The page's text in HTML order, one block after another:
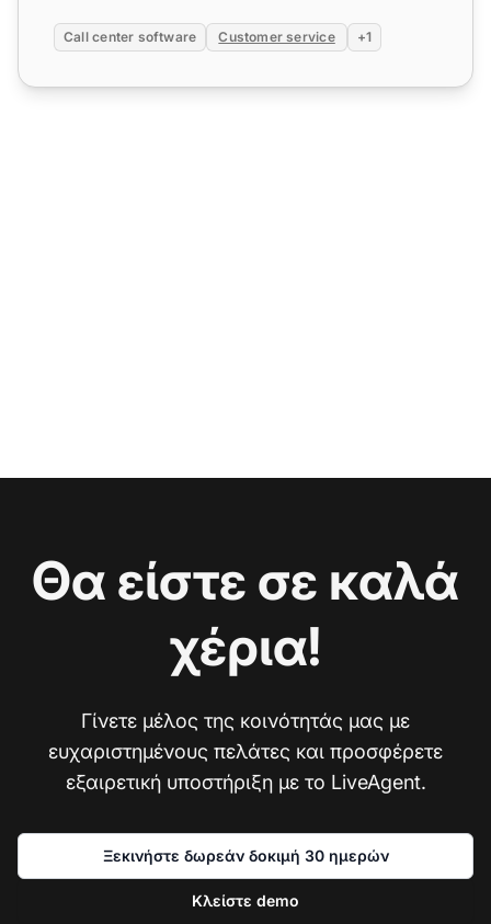
Call center software Customer service +1
Θα είστε σε καλά
χέρια!
Γίνετε μέλος της κοινότητάς μας με
ευχαριστημένους πελάτες και προσφέρετε
εξαιρετική υποστήριξη με το LiveAgent.
Ξεκινήστε δωρεάν δοκιμή 30 ημερών
Κλείστε demo